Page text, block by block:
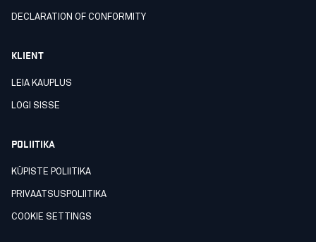
DECLARATION OF CONFORMITY
KLIENT
LEIA KAUPLUS
LOGI SISSE
POLIITIKA
KÜPISTE POLIITIKA
PRIVAATSUSPOLIITIKA
COOKIE SETTINGS